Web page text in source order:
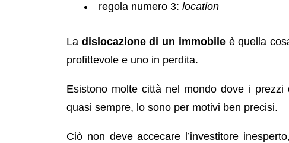
regola numero 3: location
La dislocazione di un immobileè quella
profittevole e uno in perdita.
Esistono molte città nel mondo dove i
quasi sempre, lo sono per motivi ben precisi.
Ciò non deve accecare l’investitore